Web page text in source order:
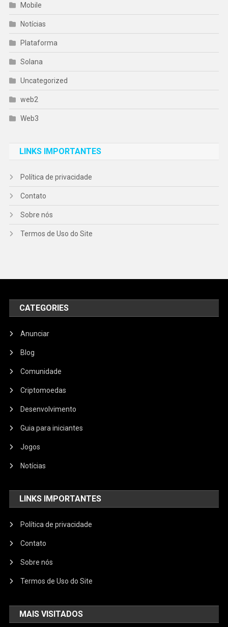
Mobile
Notícias
Plataforma
Solana
Uncategorized
web2
Web3
LINKS IMPORTANTES
Política de privacidade
Contato
Sobre nós
Termos de Uso do Site
CATEGORIES
Anunciar
Blog
Comunidade
Criptomoedas
Desenvolvimento
Guia para iniciantes
Jogos
Notícias
LINKS IMPORTANTES
Política de privacidade
Contato
Sobre nós
Termos de Uso do Site
MAIS VISITADOS